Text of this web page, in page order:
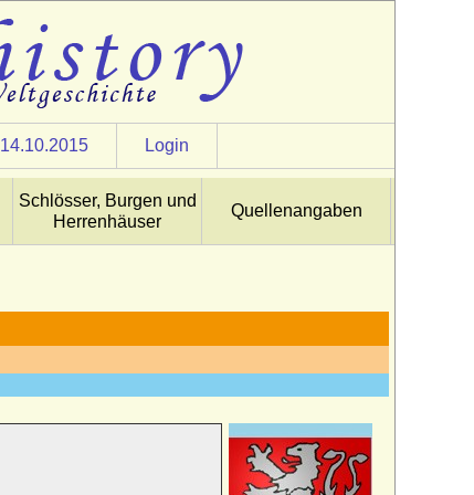
14.10.2015 Login
Schlösser, Burgen und
Herrenhäuser
Quellenangaben